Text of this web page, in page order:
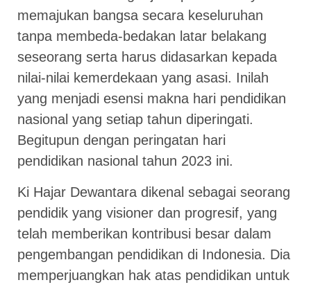
memajukan bangsa secara keseluruhan
tanpa membeda-bedakan latar belakang
seseorang serta harus didasarkan kepada
nilai-nilai kemerdekaan yang asasi. Inilah
yang menjadi esensi makna hari pendidikan
nasional yang setiap tahun diperingati.
Begitupun dengan peringatan hari
pendidikan nasional tahun 2023 ini.
Ki Hajar Dewantara dikenal sebagai seorang
pendidik yang visioner dan progresif, yang
telah memberikan kontribusi besar dalam
pengembangan pendidikan di Indonesia. Dia
memperjuangkan hak atas pendidikan untuk